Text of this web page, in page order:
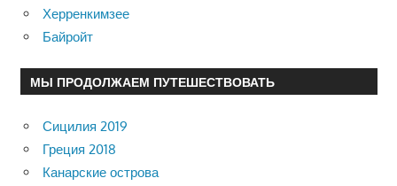
Херренкимзее
Байройт
МЫ ПРОДОЛЖАЕМ ПУТЕШЕСТВОВАТЬ
Сицилия 2019
Греция 2018
Канарские острова